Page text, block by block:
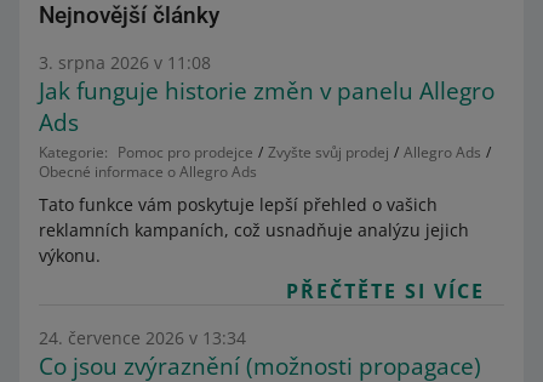
Nejnovější články
3. srpna 2026 v 11:08
Jak funguje historie změn v panelu Allegro
Ads
Kategorie: Pomoc pro prodejce Zvyšte svůj prodej
Allegro Ads
Obecné informace o Allegro Ads
Tato funkce vám poskytuje lepší přehled o vašich
reklamních kampaních, což usnadňuje analýzu jejich
výkonu.
PŘEČTĚTE SI VÍCE
24. července 2026 v 13:34
Co jsou zvýraznění (možnosti propagace)